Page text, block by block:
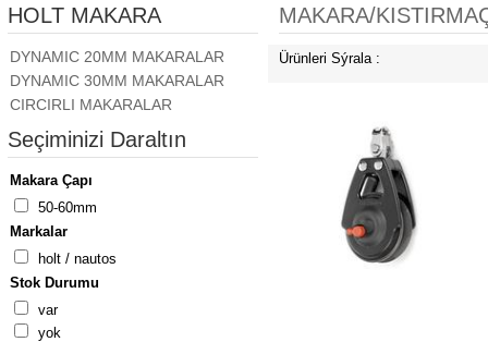
HOLT MAKARA
DYNAMIC 20MM MAKARALAR
DYNAMIC 30MM MAKARALAR
CIRCIRLI MAKARALAR
Seçiminizi Daraltın
Makara Çapı
50-60mm
Markalar
holt / nautos
Stok Durumu
var
yok
MAKARA/
Ürünleri Sýrala :